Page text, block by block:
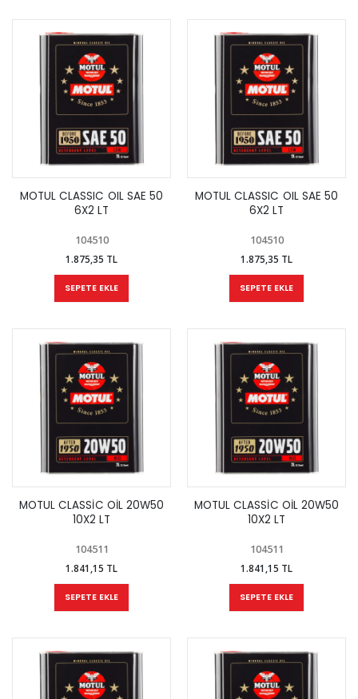
MOTUL CLASSIC OIL SAE 50
6X2 LT
104510
1.875,35 TL
SEPETE EKLE
MOTUL CLASSIC OIL SAE 50
6X2 LT
104510
1.875,35 TL
SEPETE EKLE
MOTUL CLASSİC OİL 20W50
10X2 LT
104511
1.841,15 TL
SEPETE EKLE
MOTUL CLASSİC OİL 20W50
10X2 LT
104511
1.841,15 TL
SEPETE EKLE